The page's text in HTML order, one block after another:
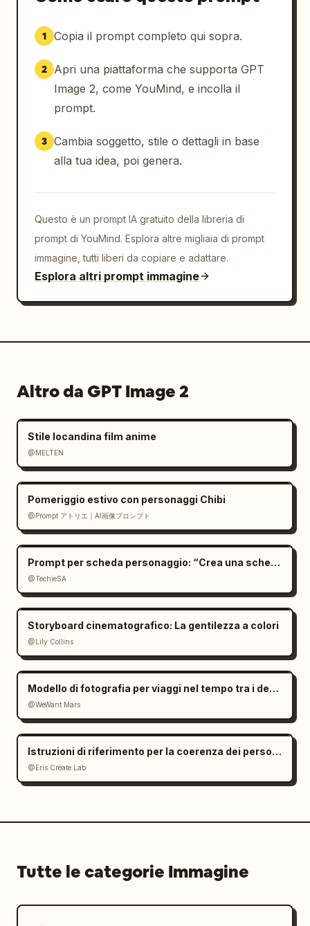
1 Copia il prompt completo qui sopra.
2
Apri una piattaforma che supporta GPT
Image 2, come YouMind, e incolla il
prompt.
3 Cambia soggetto, stile o dettagli in base
alla tua idea, poi genera.
Questo è un prompt IA gratuito della libreria di
prompt di YouMind. Esplora altre migliaia di prompt
immagine, tutti liberi da copiare e adattare.
Esplora altri prompt immagine
Altro da GPT Image 2
Stile locandina film anime
@MELTEN
Pomeriggio estivo con personaggi Chibi
@Prompt アトリエ｜AI画像プロンプト
Prompt per scheda personaggio: “Crea una scheda
@TechieSA
Storyboard cinematografico: La gentilezza a colori
@Lily Collins
Modello di fotografia per viaggi nel tempo tra i decenni
@WeWant Mars
Istruzioni di riferimento per la coerenza dei personaggi
@Eris Create Lab
Tutte le categorie Immagine